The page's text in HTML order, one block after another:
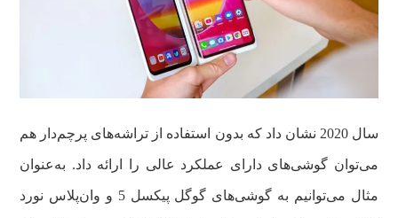
سال 2020 نشان داد که بدون استفاده از تراشه‌های پرچم‌دار هم
می‌توان گوشی‌های دارای عملکرد عالی را ارائه داد. به‌عنوان
مثال می‌توانیم به گوشی‌های گوگل پیکسل 5 و وان‌پلاس نورد